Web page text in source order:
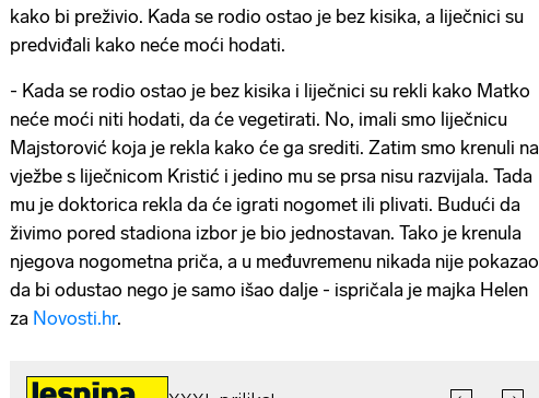
kako bi preživio. Kada se rodio ostao je bez kisika, a liječnici su
predviđali kako neće moći hodati.
- Kada se rodio ostao je bez kisika i liječnici su rekli kako Matko
neće moći niti hodati, da će vegetirati. No, imali smo liječnicu
Majstorović koja je rekla kako će ga srediti. Zatim smo krenuli na
vježbe s liječnicom Kristić i jedino mu se prsa nisu razvijala. Tada
mu je doktorica rekla da će igrati nogomet ili plivati. Budući da
živimo pored stadiona izbor je bio jednostavan. Tako je krenula
njegova nogometna priča, a u međuvremenu nikada nije pokazao
da bi odustao nego je samo išao dalje - ispričala je majka Helen
za Novosti.hr.